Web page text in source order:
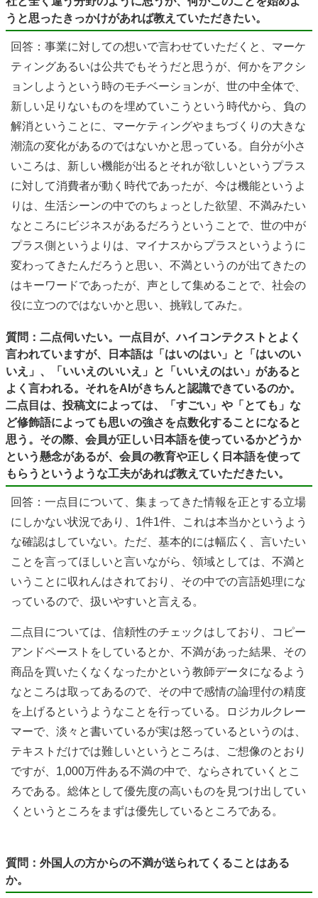
うと思ったきっかけがあれば教えていただきたい。
回答：事業に対しての想いで言わせていただくと、マーケ
ティングあるいは公共でもそうだと思うが、何かをアクシ
ョンしようという時のモチベーションが、世の中全体で、
新しい足りないものを埋めていこうという時代から、負の
解消ということに、マーケティングやまちづくりの大きな
潮流の変化があるのではないかと思っている。自分が小さ
いころは、新しい機能が出るとそれが欲しいというプラス
に対して消費者が動く時代であったが、今は機能というよ
りは、生活シーンの中でのちょっとした欲望、不満みたい
なところにビジネスがあるだろうということで、世の中が
プラス側というよりは、マイナスからプラスというように
変わってきたんだろうと思い、不満というのが出てきたの
はキーワードであったが、声として集めることで、社会の
役に立つのではないかと思い、挑戦してみた。
質問：二点伺いたい。一点目が、ハイコンテクストとよく
言われていますが、日本語は「はいのはい」と「はいのい
いえ」、「いいえのいいえ」と「いいえのはい」があると
よく言われる。それをAIがきちんと認識できているのか。
二点目は、投稿文によっては、「すごい」や「とても」な
ど修飾語によっても思いの強さを点数化することになると
思う。その際、会員が正しい日本語を使っているかどうか
という懸念があるが、会員の教育や正しく日本語を使って
もらうというような工夫があれば教えていただきたい。
回答：一点目について、集まってきた情報を正とする立場
にしかない状況であり、1件1件、これは本当かというよう
な確認はしていない。ただ、基本的には幅広く、言いたい
ことを言ってほしいと言いながら、領域としては、不満と
いうことに収れんはされており、その中での言語処理にな
っているので、扱いやすいと言える。
二点目については、信頼性のチェックはしており、コピー
アンドペーストをしているとか、不満があった結果、その
商品を買いたくなくなったかという教師データになるよう
なところは取ってあるので、その中で感情の論理付の精度
を上げるというようなことを行っている。ロジカルクレー
マーで、淡々と書いているが実は怒っているというのは、
テキストだけでは難しいというところは、ご想像のとおり
ですが、1,000万件ある不満の中で、ならされていくとこ
ろである。総体として優先度の高いものを見つけ出してい
くというところをまずは優先しているところである。
質問：外国人の方からの不満が送られてくることはある
か。